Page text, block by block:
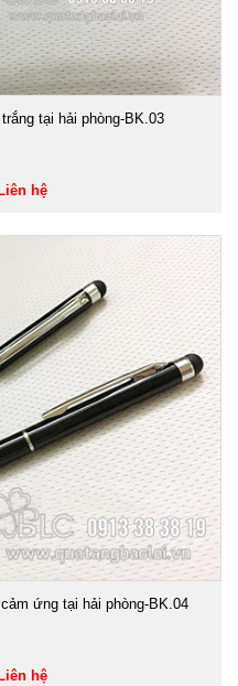
tại hải phòng-BK.03
hệ
ứng tại hải phòng-BK.04
hệ